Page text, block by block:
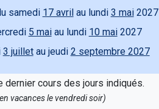
samedi 17 avril au lundi 3 mai2027
5 maiau lundi 10 mai2027
3 juilletau jeudi 2 septembre 2027
dernier cours des jours indiqués.
vacances le vendredi soir)